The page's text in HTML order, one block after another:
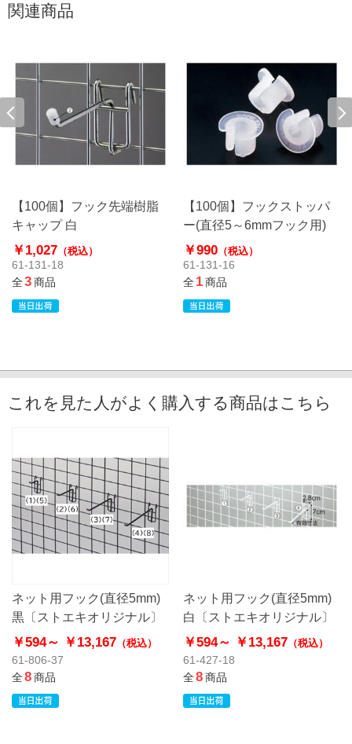
関連商品
【100個】フック先端樹脂
キャップ 白
￥1,027 （税込）
61-131-18
全3商品
【100個】フックストッパ
ー(直径5～6mmフック用)
￥990 （税込）
61-131-16
全1商品
これを見た人がよく購入する商品はこちら
ネット用フック(直径5mm)
黒〔ストエキオリジナル〕
￥594～ ￥13,167 （税込）
61-806-37
全8商品
ネット用フック(直径5mm)
白〔ストエキオリジナル〕
￥594～ ￥13,167（税込）
61-427-18
全8商品